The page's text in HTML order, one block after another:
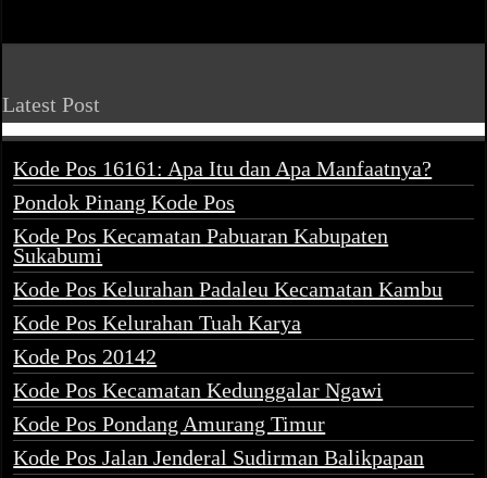
Latest Post
Kode Pos 16161: Apa Itu dan Apa Manfaatnya?
Pondok Pinang Kode Pos
Kode Pos Kecamatan Pabuaran Kabupaten
Sukabumi
Kode Pos Kelurahan Padaleu Kecamatan Kambu
Kode Pos Kelurahan Tuah Karya
Kode Pos 20142
Kode Pos Kecamatan Kedunggalar Ngawi
Kode Pos Pondang Amurang Timur
Kode Pos Jalan Jenderal Sudirman Balikpapan